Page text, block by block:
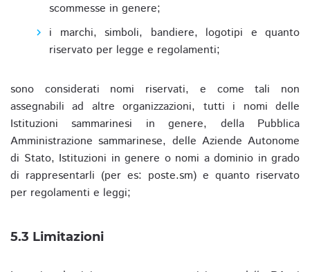
scommesse in genere;
i marchi, simboli, bandiere, logotipi e quanto
riservato per legge e regolamenti;
sono considerati nomi riservati, e come tali non
assegnabili ad altre organizzazioni, tutti i nomi delle
Istituzioni sammarinesi in genere, della Pubblica
Amministrazione sammarinese, delle Aziende Autonome
di Stato, Istituzioni in genere o nomi a dominio in grado
di rappresentarli (per es: poste.sm) e quanto riservato
per regolamenti e leggi;
5.3 Limitazioni